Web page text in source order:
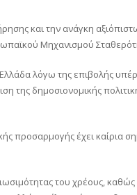
και την ανάγκη
Μηχανισμού
λόγω της επιβολής
της δημοσιονομικής
προσαρμογής έχει καίρια
του χρέους,